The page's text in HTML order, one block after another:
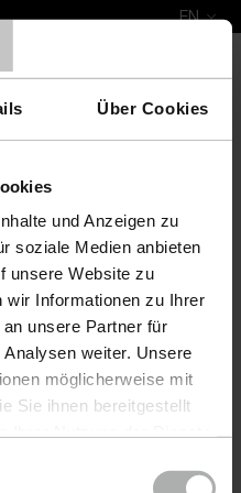
Über Cookies
und Anzeigen zu
soziale Medien anbieten
unsere Website zu
wir Informationen zu Ihrer
unsere Partner für
weiter. Unsere
möglicherweise mit
Sie ihnen bereitgestellt
Sie unter
EN